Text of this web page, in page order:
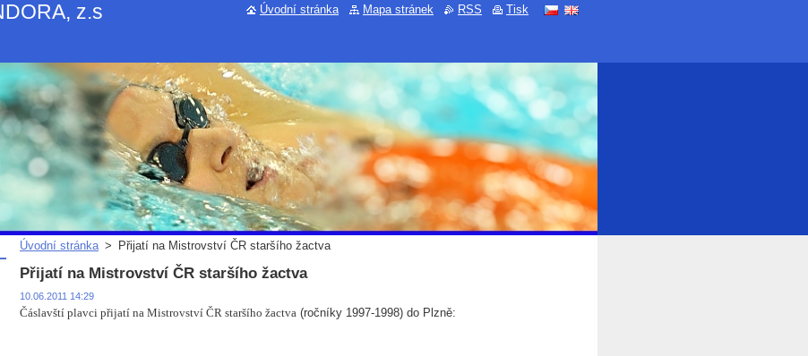
z.s
Úvodní stránka > Přijatí na Mistrovství ČR staršího žactva
Přijatí na Mistrovství ČR staršího žactva
10.06.2011 14:29
Čáslavští plavci přijatí na Mistrovství ČR staršího žactva (ročníky 1997-1998) do Plzně:
Úvodní stránka Mapa stránek RSS Tisk